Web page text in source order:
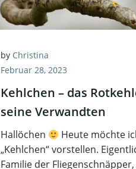
by Christina
Februar 28, 2023
Kehlchen – das
seine Verwandten
Hallöchen
Heute möchte
„Kehlchen“ vorstellen.
Familie der